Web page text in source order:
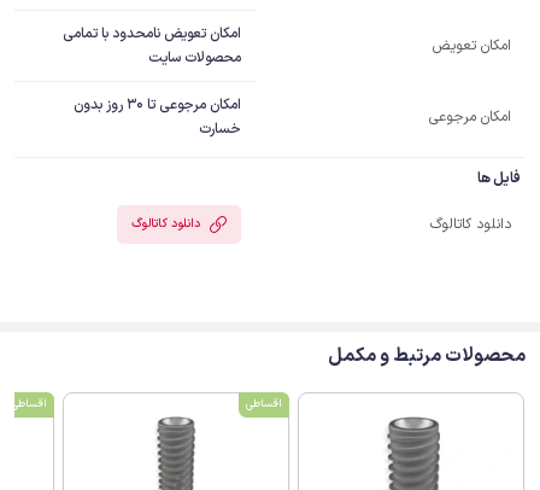
امکان تعویض
امکان تعویض نامحدود با تمامی
محصولات سایت
امکان مرجوعی
امکان مرجوعی تا 30 روز بدون
خسارت
فایل ها
دانلود کاتالوگ دانلود کاتالوگ
محصولات مرتبط و مکمل
اقساطی اقساطی